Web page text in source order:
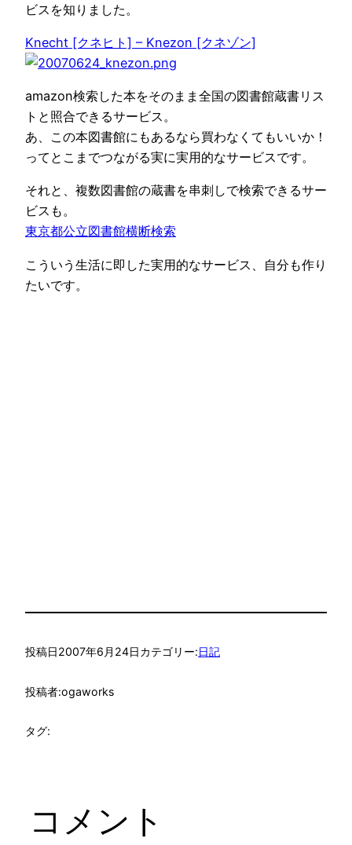
ビスを知りました。
Knecht [クネヒト] – Knezon [クネゾン]
amazon検索した本をそのまま全国の図書館蔵書リス
トと照合できるサービス。
あ、この本図書館にもあるなら買わなくてもいいか！
ってとこまでつながる実に実用的なサービスです。
それと、複数図書館の蔵書を串刺しで検索できるサー
ビスも。
東京都公立図書館横断検索
こういう生活に即した実用的なサービス、自分も作り
たいです。
投稿日2007年6月24日カテゴリー:日記
投稿者:ogaworks
タグ:
コメント